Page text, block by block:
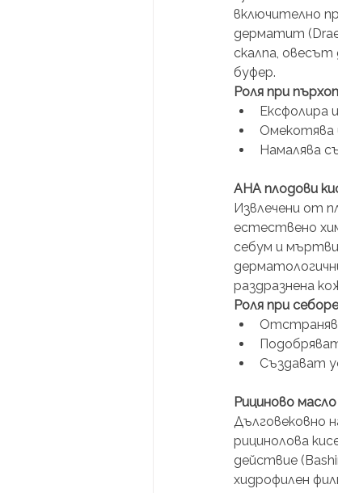
включително
дерматит
скалпа,
буфер.
Роля при
Ексфолира
Омекотява
Намалява
AHA плодови
Извлечени от
естествено
себум и
раздразнена
Роля при
Създават
Рициново масло
Дълговековно
рицинолова
действие
хидрофилен